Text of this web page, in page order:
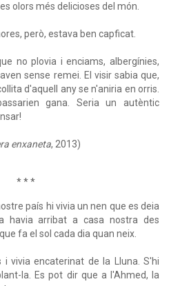
olors més delicioses del món.
però, estava ben capficat.
no plovia i enciams, albergínies,
sense remei. El visir sabia que,
d'aquell any se n'aniria en orris.
gana. Seria un autèntic
enxaneta, 2013)
* * *
país hi vivia un nen que es deia
havia arribat a casa nostra des
fa el sol cada dia quan neix.
i vivia encaterinat de la Lluna. S'hi
la. Es pot dir que a l'Ahmed, la